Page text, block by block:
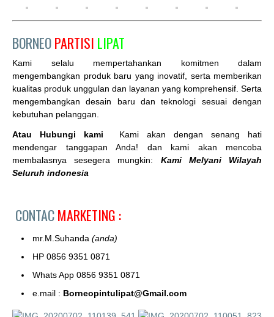
BORNEOPARTISI LIPAT
Kami selalu mempertahankan komitmen dalam
mengembangkan produk baru yang inovatif, serta memberikan
kualitas produk unggulan dan layanan yang komprehensif. Serta
mengembangkan desain baru dan teknologi sesuai dengan
kebutuhan pelanggan.
Atau Hubungi kami
Kami akan dengan senang hati
mendengar tanggapan Anda! dan kami akan mencoba
membalasnya sesegera mungkin: Kami Melyani Wilayah
Seluruh indonesia
CONTACMARKETING :
mr.M.Suhanda (anda)
HP 0856 9351 0871
Whats App 0856 9351 0871
e.mail : Borneopintulipat@Gmail.com